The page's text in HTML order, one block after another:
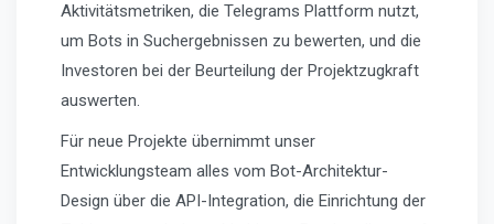
Aktivitätsmetriken, die Telegrams Plattform nutzt,
um Bots in Suchergebnissen zu bewerten, und die
Investoren bei der Beurteilung der Projektzugkraft
auswerten.
Für neue Projekte übernimmt unser
Entwicklungsteam alles vom Bot-Architektur-
Design über die API-Integration, die Einrichtung der